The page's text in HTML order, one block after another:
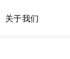
关于我们